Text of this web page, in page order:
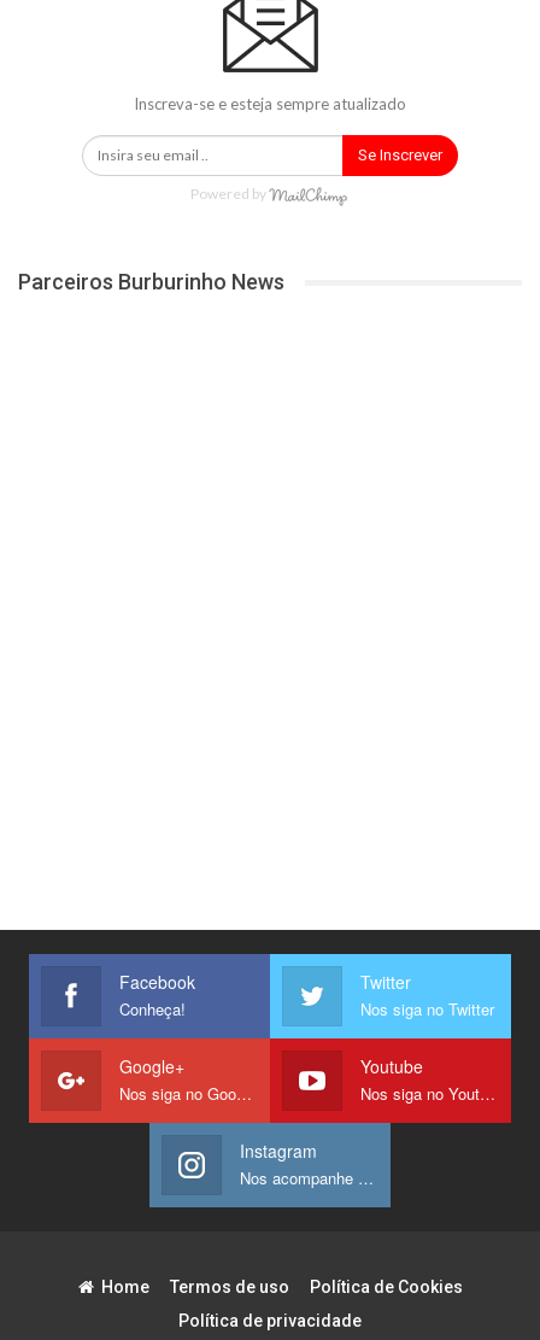
Inscreva-se e esteja sempre atualizado
Se Inscrever
Powered by
Parceiros Burburinho News
Facebook
Conheça!
Twitter
Nos siga no Twitter
Google+
Nos siga no Google +
Youtube
Nos siga no Youtube
Instagram
Nos acompanhe no Instagram
Home Termos de uso
Política de Cookies
Política de privacidade